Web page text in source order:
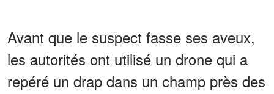
Avant que le suspect fasse ses aveux,
les autorités ont utilisé un drone qui a
repéré un drap dans un champ près des